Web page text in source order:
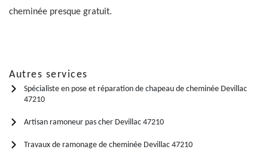
cheminée presque gratuit.
Autres services
Spécialiste en pose et réparation de chapeau de cheminée Devillac
47210
Artisan ramoneur pas cher Devillac 47210
Travaux de ramonage de cheminée Devillac 47210